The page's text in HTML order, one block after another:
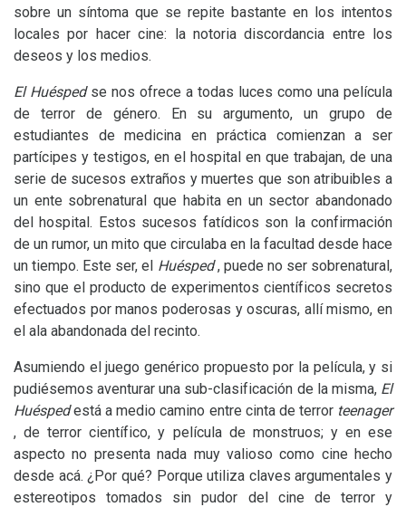
sobre un síntoma que se repite bastante en los intentos
locales por hacer cine: la notoria discordancia entre los
deseos y los medios.
El Huésped se nos ofrece a todas luces como una película
de terror de género. En su argumento, un grupo de
estudiantes de medicina en práctica comienzan a ser
partícipes y testigos, en el hospital en que trabajan, de una
serie de sucesos extraños y muertes que son atribuibles a
un ente sobrenatural que habita en un sector abandonado
del hospital. Estos sucesos fatídicos son la confirmación
de un rumor, un mito que circulaba en la facultad desde hace
un tiempo. Este ser, el Huésped, puede no ser sobrenatural,
sino que el producto de experimentos científicos secretos
efectuados por manos poderosas y oscuras, allí mismo, en
el ala abandonada del recinto.
Asumiendo el juego genérico propuesto por la película, y si
pudiésemos aventurar una sub-clasificación de la misma, El
Huéspedestá a medio camino entre cinta de terror teenager
, de terror científico, y película de monstruos; y en ese
aspecto no presenta nada muy valioso como cine hecho
desde acá. ¿Por qué? Porque utiliza claves argumentales y
estereotipos tomados sin pudor del cine de terror y